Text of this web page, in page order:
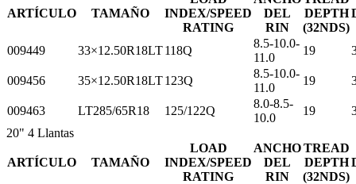
ARTÍCULO TAMAÑO
INDEX/SPEED
RATING
DEL
RIN
DEPTH
(32NDS)
009449 33×12.50R18LT118Q
8.5-10.0-
11.0
19
009456 35×12.50R18LT123Q
8.5-10.0-
11.0
19
009463 LT285/65R18 125/122Q
8.0-8.5-
10.0
19
20" 4 Llantas
ARTÍCULO TAMAÑO
LOAD
INDEX/SPEED
RATING
ANCHO
DEL
RIN
TREAD
DEPTH
(32NDS)